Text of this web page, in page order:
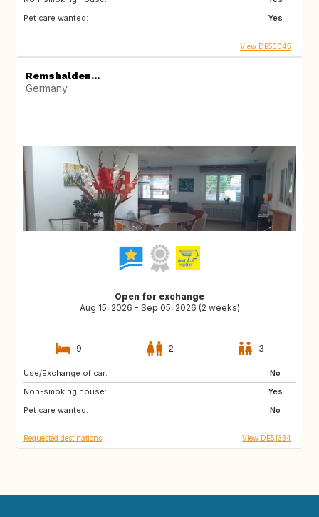
Pet care wanted:
Yes
View DE53045
Remshalden...
Germany
Open for exchange
Aug 15, 2026 - Sep 05, 2026 (2 weeks)
9 2 3
Use/Exchange of car:
No
Non-smoking house:
Yes
Pet care wanted:
No
FI
BE
SE
Requested destinations View DE51334